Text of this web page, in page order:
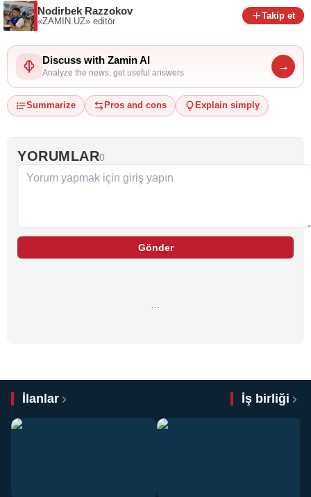
Nodirbek Razzokov
«ZAMIN.UZ» editör
Takip et
Discuss with Zamin AI
Analyze the news, get useful answers
→
Summarize Pros and cons Explain simply
YORUMLAR0
Gönder
İlanlar İş birliği